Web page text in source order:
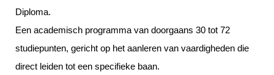
Diploma.
Een academisch programma van doorgaans 30 tot 72
studiepunten, gericht op het aanleren van vaardigheden die
direct leiden tot een specifieke baan.